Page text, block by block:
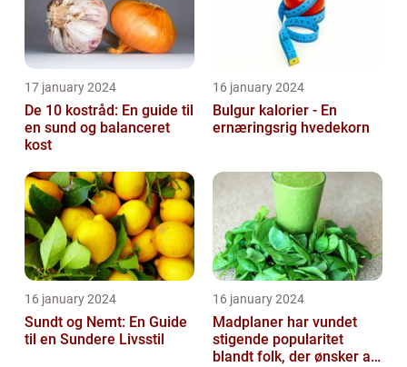
17 january 2024
De 10 kostråd: En guide til
en sund og balanceret
kost
16 january 2024
Bulgur kalorier - En
ernæringsrig hvedekorn
16 january 2024
Sundt og Nemt: En Guide
til en Sundere Livsstil
16 january 2024
Madplaner har vundet
stigende popularitet
blandt folk, der ønsker at